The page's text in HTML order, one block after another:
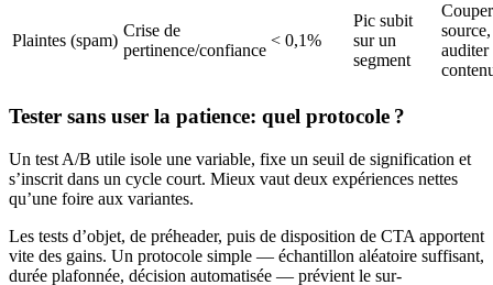
Plaintes (spam)
Crise de
pertinence/confiance
< 0,1%
Pic subit
sur un
segment
source,
auditer
Tester sans user la patience: quel protocole ?
Un test A/B utile isole une variable, fixe un seuil de signification et
s’inscrit dans un cycle court. Mieux vaut deux expériences nettes
qu’une foire aux variantes.
Les tests d’objet, de préheader, puis de disposition de CTA apportent
vite des gains. Un protocole simple — échantillon aléatoire suffisant,
durée plafonnée, décision automatisée — prévient le sur-